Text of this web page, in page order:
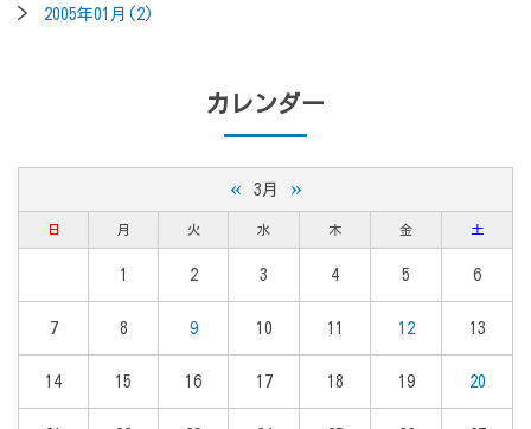
2005年01月(2)
カレンダー
« 3月 »
日 月 火 水 木 金 土
1 2 3 4 5 6
7 8 9 10 11 12 13
14 15 16 17 18 19 20